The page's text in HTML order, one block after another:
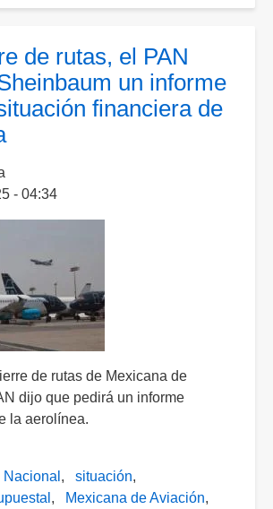
de rutas, el PAN
un informe
financiera de
- 04:34
de rutas de Mexicana de
dijo que pedirá un informe
la aerolínea.
situación
Mexicana de Aviación